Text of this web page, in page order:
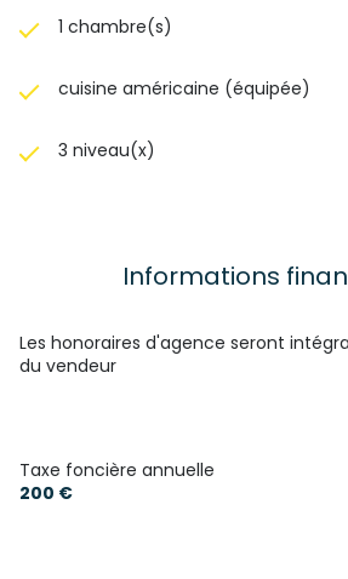
1 chambre(s)
cuisine américaine (équipée)
3 niveau(x)
Informations
Les honoraires d'agence seront
du vendeur
Taxe foncière annuelle
200 €